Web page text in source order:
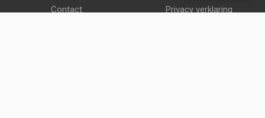
Contact
Privacy verklaring